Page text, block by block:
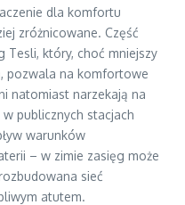
dla komfortu
zróżnicowane. Część
Tesli, który, choć mniejszy
pozwala na komfortowe
natomiast narzekają na
w publicznych stacjach
warunków
– w zimie zasięg może
sieć
atutem.